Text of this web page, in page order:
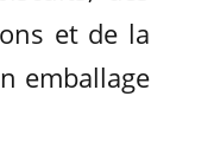
et de la
emballage